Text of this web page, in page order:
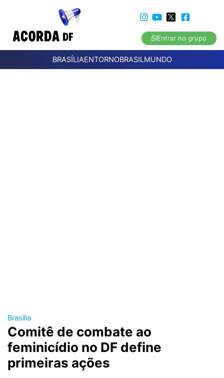
Entrar no grupo
BRASÍLIAENTORNOBRASILMUNDO
Brasília
Comitê de combate ao
feminicídio no DF define
primeiras ações